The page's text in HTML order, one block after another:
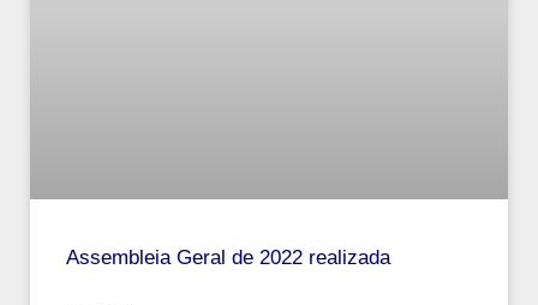
Assembleia Geral de 2022 realizada